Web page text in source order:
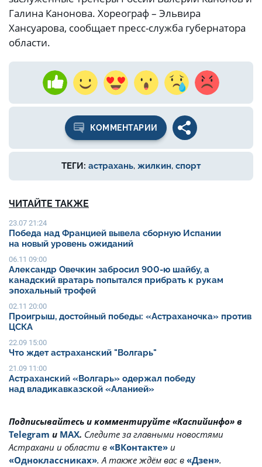
Галина Канонова. Хореограф – Эльвира
Хансуарова, сообщает пресс-служба губернатора
области.
КОММЕНТАРИИ
ТЕГИ: астрахань, жилкин, спорт
ЧИТАЙТЕ ТАКЖЕ
23.07 21:24
Победа над Францией вывела сборную Испании
на новый уровень ожиданий
06.11 09:00
Александр Овечкин забросил 900-ю шайбу, а
канадский вратарь попытался прибрать к рукам
эпохальный трофей
02.11 20:00
Проигрыш, достойный победы: «Астраханочка» против
ЦСКА
22.09 15:00
Что ждет астраханский "Волгарь"
21.09 11:00
Астраханский «Волгарь» одержал победу
над владикавказской «Аланией»
Подписывайтесь и комментируйте «Каспийинфо» в
Telegram и MAX. Cледите за главными новостями
Астрахани и области в «ВКонтакте» и
«Одноклассниках». А также ждём вас в «Дзен».